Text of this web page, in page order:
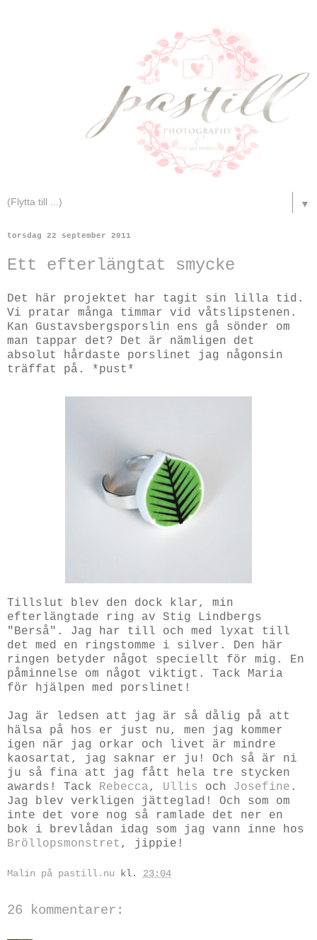
▼
torsdag 22 september 2011
Ett efterlängtat smycke
Det här projektet har tagit sin lilla tid.
Vi pratar många timmar vid våtslipstenen.
Kan Gustavsbergsporslin ens gå sönder om
man tappar det? Det är nämligen det
absolut hårdaste porslinet jag någonsin
träffat på. *pust*
Tillslut blev den dock klar, min
efterlängtade ring av Stig Lindbergs
"Berså". Jag har till och med lyxat till
det med en ringstomme i silver. Den här
ringen betyder något speciellt för mig. En
påminnelse om något viktigt. Tack Maria
för hjälpen med porslinet!
Jag är ledsen att jag är så dålig på att
hälsa på hos er just nu, men jag kommer
igen när jag orkar och livet är mindre
kaosartat, jag saknar er ju! Och så är ni
ju så fina att jag fått hela tre stycken
awards! Tack
Rebecca , Ullis och Josefine .
Jag blev verkligen jätteglad! Och som om
inte det vore nog så ramlade det ner en
bok i brevlådan idag som jag vann inne hos
Bröllopsmonstret , jippie!
Malin på pastill.nu kl. 23:04
26 kommentarer: